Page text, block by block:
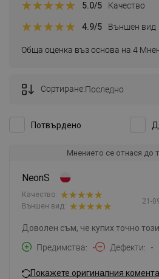
Обща оценка въз основа на 4
5.0/5 Качество
4.9/5 Външен вид
Потвърдено
Сортиране:Последно
Мнението се отнася до
NeonS
21-
Качество:
Външен вид:
Доволен съм, че купих точно
Предимства
- Дефекти -
Покажете оригиналния